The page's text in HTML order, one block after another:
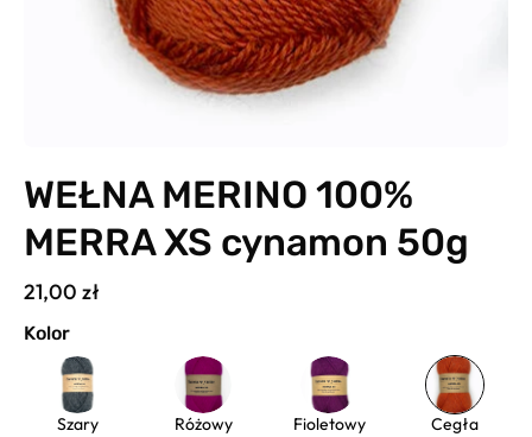
WEŁNA MERINO 100%
MERRA XS cynamon 50g
21,00 zł
Kolor
Szary Różowy Fioletowy Cegła